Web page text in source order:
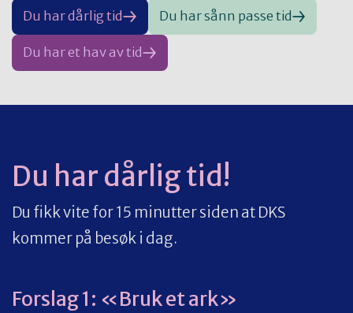
Du har dårlig tid Du har sånn passe tid
Du har et hav av tid
Du har dårlig tid!
Du fikk vite for 15 minutter siden at DKS
kommer på besøk i dag.
Forslag 1: «Bruk et ark»